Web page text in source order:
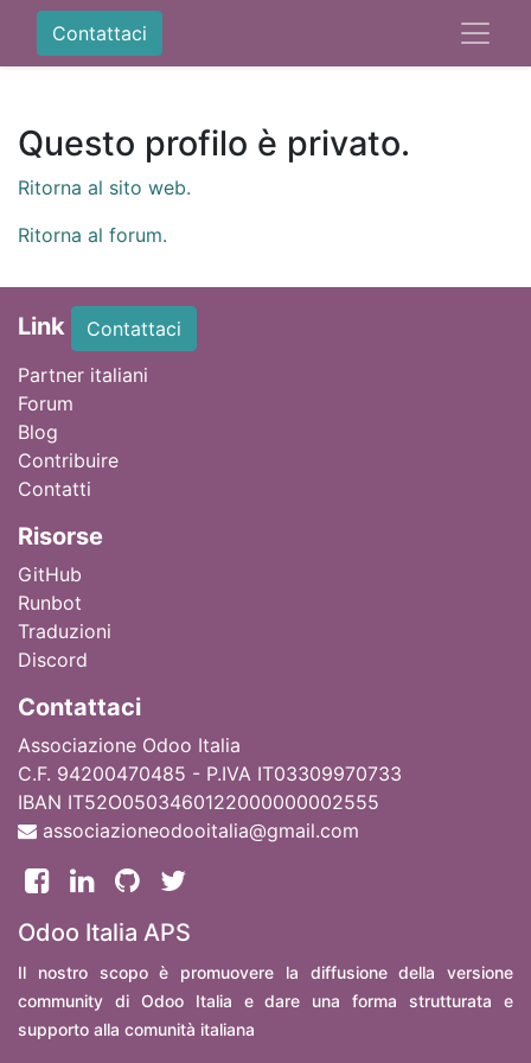
Contattaci
Questo profilo è privato.
Ritorna al sito web.
Ritorna al forum.
Link
Contattaci
Partner italiani
Forum
Blog
Contribuire
Contatti
Risorse
GitHub
Runbot
Traduzioni
Discord
Contattaci
Associazione Odoo Italia
C.F. 94200470485 - P.IVA IT03309970733
IBAN IT52O0503460122000000002555
associazioneodooitalia@gmail.com
Odoo Italia APS
Il nostro scopo è promuovere la diffusione della versione
community di Odoo Italia e dare una forma strutturata e
supporto alla comunità italiana